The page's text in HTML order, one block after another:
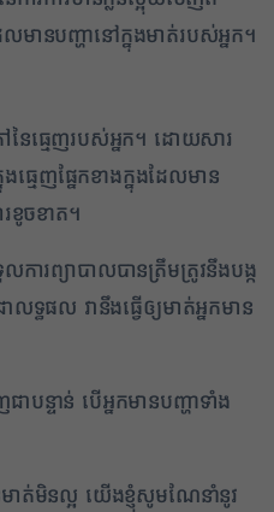
មានបញ្ហានៅក្នុងមាត់របស់អ្នក។
នៃធ្មេញរបស់អ្នក។ ដោយសារ
ធ្មេញផ្នែកខាងក្នុងដែលមាន
ខូចខាត។
ារព្យាបាលបានត្រឹមត្រូវនឹងបង្ក
លទ្ធផល វានឹងធ្វើឲ្យមាត់អ្នកមាន
ាបន្ទាន់ បើអ្នកមានបញ្ហាទាំង
មាត់មិនល្អ យើងខ្ញុំសូមណែនាំនូវ